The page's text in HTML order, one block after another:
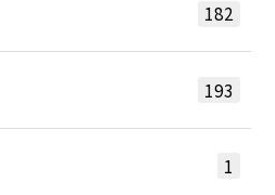
182
193
1